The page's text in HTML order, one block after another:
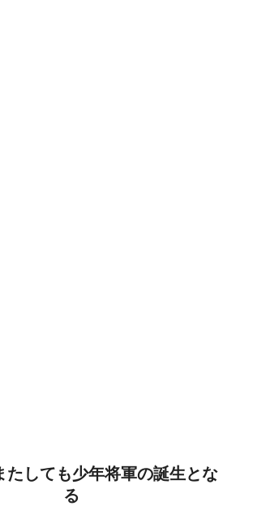
たしても少年将軍の誕生とな
る